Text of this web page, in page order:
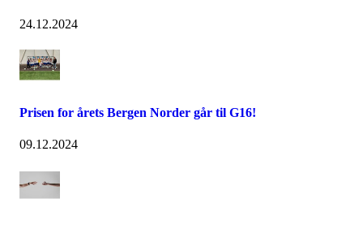
24.12.2024
Prisen for årets Bergen Norder går til G16!
09.12.2024